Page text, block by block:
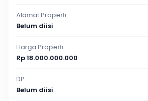
Alamat Properti
Belum diisi
Harga Properti
Rp 18.000.000.000
DP
Belum diisi